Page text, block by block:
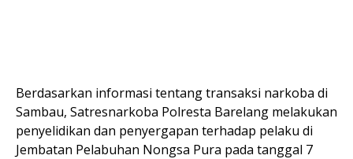
Berdasarkan informasi tentang transaksi narkoba di
Sambau, Satresnarkoba Polresta Barelang melakukan
penyelidikan dan penyergapan terhadap pelaku di
Jembatan Pelabuhan Nongsa Pura pada tanggal 7